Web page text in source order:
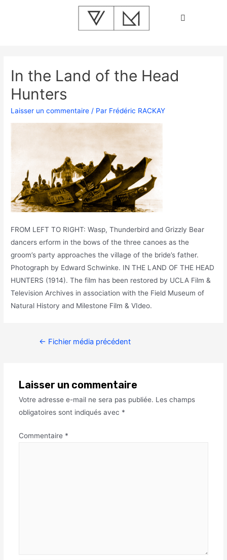
In the Land of the Head
Hunters
Laisser un commentaire / Par Frédéric RACKAY
FROM LEFT TO RIGHT: Wasp, Thunderbird and Grizzly Bear
dancers erform in the bows of the three canoes as the
groom’s party approaches the village of the bride’s father.
Photograph by Edward Schwinke. IN THE LAND OF THE HEAD
HUNTERS (1914). The film has been restored by UCLA Film &
Television Archives in association with the Field Museum of
Natural History and Milestone Film & VIdeo.
← Fichier média précédent
Laisser un commentaire
Votre adresse e-mail ne sera pas publiée. Les champs
obligatoires sont indiqués avec *
Commentaire *